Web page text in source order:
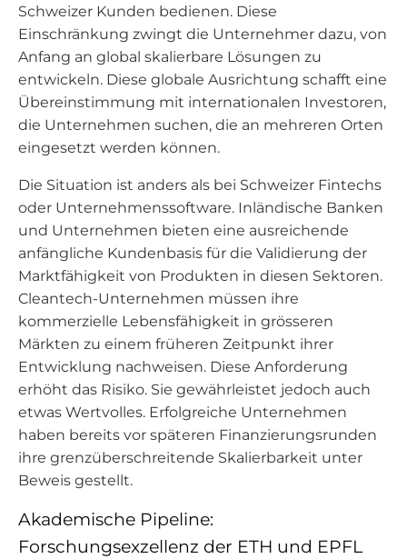
Schweizer Kunden bedienen. Diese
Einschränkung zwingt die Unternehmer dazu, von
Anfang an global skalierbare Lösungen zu
entwickeln. Diese globale Ausrichtung schafft eine
Übereinstimmung mit internationalen Investoren,
die Unternehmen suchen, die an mehreren Orten
eingesetzt werden können.
Die Situation ist anders als bei Schweizer Fintechs
oder Unternehmenssoftware. Inländische Banken
und Unternehmen bieten eine ausreichende
anfängliche Kundenbasis für die Validierung der
Marktfähigkeit von Produkten in diesen Sektoren.
Cleantech-Unternehmen müssen ihre
kommerzielle Lebensfähigkeit in grösseren
Märkten zu einem früheren Zeitpunkt ihrer
Entwicklung nachweisen. Diese Anforderung
erhöht das Risiko. Sie gewährleistet jedoch auch
etwas Wertvolles. Erfolgreiche Unternehmen
haben bereits vor späteren Finanzierungsrunden
ihre grenzüberschreitende Skalierbarkeit unter
Beweis gestellt.
Akademische Pipeline:
Forschungsexzellenz der ETH und EPFL